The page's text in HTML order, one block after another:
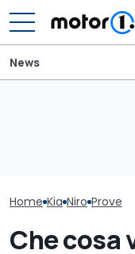
News
Home Kia Niro Prove
Che cosa